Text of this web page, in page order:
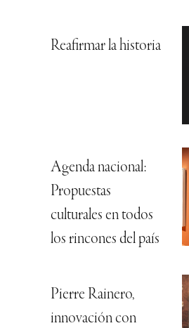
Reafirmar la historia
Agenda nacional:
Propuestas
culturales en todos
los rincones del país
Pierre Rainero,
innovación con